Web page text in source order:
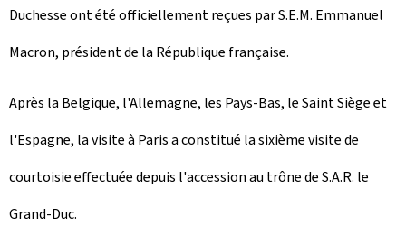
Duchesse ont été officiellement reçues par S.E.M. Emmanuel
Macron, président de la République française.
Après la Belgique, l'Allemagne, les Pays-Bas, le Saint Siège et
l'Espagne, la visite à Paris a constitué la sixième visite de
courtoisie effectuée depuis l'accession au trône de S.A.R. le
Grand-Duc.